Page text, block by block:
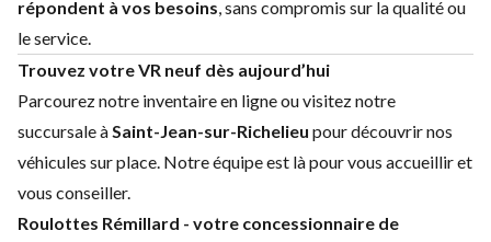
répondent à vos besoins, sans compromis sur la qualité ou
le service.
Trouvez votre VR neuf dès aujourd’hui
Parcourez notre inventaire en ligne ou visitez notre
succursale àSaint-Jean-sur-Richelieu pour découvrir nos
véhicules sur place. Notre équipe est là pour vous accueillir et
vous conseiller.
Roulottes Rémillard - votre concessionnaire de